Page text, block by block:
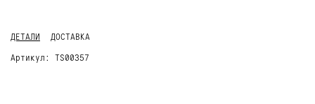
ДЕТАЛИ
ДОСТАВКА
Артикул: TS00357